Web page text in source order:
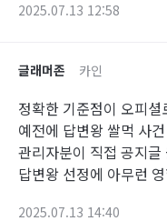
2025.07.13 12:58
글래머존 카인
정확한 기준점이 오피
예전에 답변왕 쌀먹 사
관리자분이 직접 공지
답변왕 선정에 아무런
2025.07.13 14:40